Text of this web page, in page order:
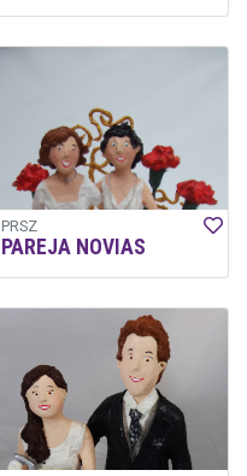
PRSZ
PAREJA NOVIAS